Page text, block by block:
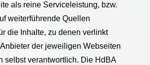
als reine Serviceleistung, bzw.
weiterführende Quellen
die Inhalte, zu denen verlinkt
der jeweiligen Webseiten
selbst verantwortlich. Die HdBA